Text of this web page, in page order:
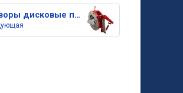
Затворы дисковые поворотные BR